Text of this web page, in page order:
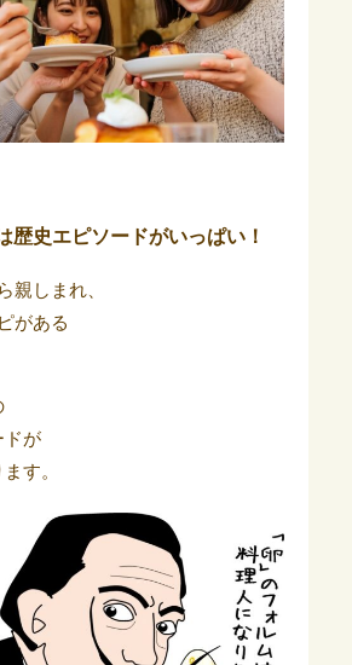
史エピソードがいっぱい！
親しまれ、
がある
ドが
す。